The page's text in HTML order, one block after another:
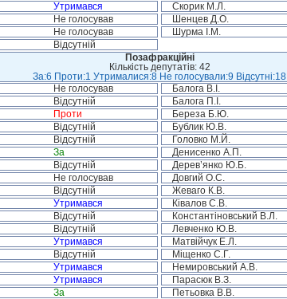
Утримався Скорик М.Л.
Не голосував Шенцев Д.О.
Не голосував Шурма І.М.
Відсутній
Позафракційні
Кількість депутатів: 42
За:6 Проти:1 Утрималися:8 Не голосували:9 Відсутні:18
Не голосував Балога В.І.
Відсутній Балога П.І.
Проти Береза Б.Ю.
Відсутній Бублик Ю.В.
Відсутній Головко М.Й.
За Денисенко А.П.
Відсутній Дерев’янко Ю.Б.
Не голосував Довгий О.С.
Відсутній Жеваго К.В.
Утримався Ківалов С.В.
Відсутній Константіновський В.Л.
Відсутній Левченко Ю.В.
Утримався Матвійчук Е.Л.
Відсутній Міщенко С.Г.
Утримався Немировський А.В.
Утримався Парасюк В.З.
За Петьовка В.В.